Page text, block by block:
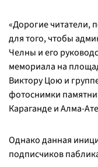
«Дорогие читатели,
для того, чтобы
Челны и его
мемориала на
Виктору Цою и
фотоснимки
Караганде и Алма-
Однако данная
подписчиков